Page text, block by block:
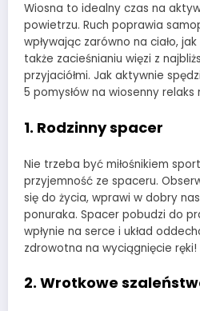
Wiosna to idealny czas na
powietrzu. Ruch poprawia
wpływając zarówno na ciało,
także zacieśnianiu więzi z
przyjaciółmi. Jak aktywnie
5 pomysłów na wiosenny
1. Rodzinny spacer
Nie trzeba być miłośnikiem
przyjemność ze spaceru.
się do życia, wprawi w dobry
ponuraka. Spacer pobudzi do
wpłynie na serce i układ
zdrowotna na wyciągnięcie ręki!
2. Wrotkowe